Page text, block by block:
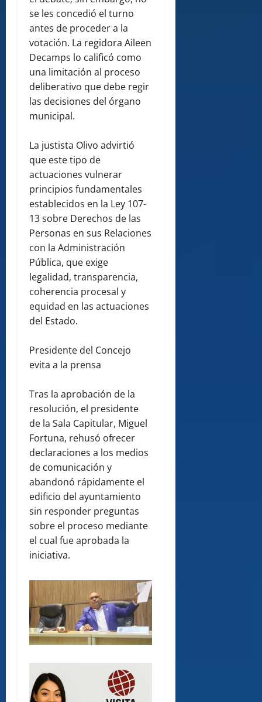
se les concedió el turno
antes de proceder a la
votación. La regidora Aileen
Decamps lo calificó como
una limitación al proceso
deliberativo que debe regir
las decisiones del órgano
municipal.
La justista Olivo advirtió
que este tipo de
actuaciones vulnerar
principios fundamentales
establecidos en la Ley 107-
13 sobre Derechos de las
Personas en sus Relaciones
con la Administración
Pública, que exige
legalidad, transparencia,
coherencia procesal y
equidad en las actuaciones
del Estado.
Presidente del Concejo
evita a la prensa
Tras la aprobación de la
resolución, el presidente
de la Sala Capitular, Miguel
Fortuna, rehusó ofrecer
declaraciones a los medios
de comunicación y
abandonó rápidamente el
edificio del ayuntamiento
sin responder preguntas
sobre el proceso mediante
el cual fue aprobada la
iniciativa.